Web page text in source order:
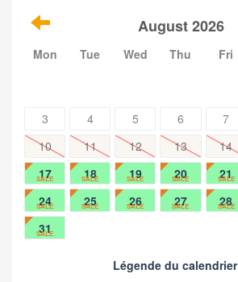
August 2026
Mon Tue Wed Thu Fri
3
4 5 6 7
10
11 12 13 14
17
SALE 18
SALE 19
SALE 20
SALE 21
SALE
24
SALE 25
SALE 26
SALE 27
SALE 28
SALE
31
SALE
Légende du calendrier